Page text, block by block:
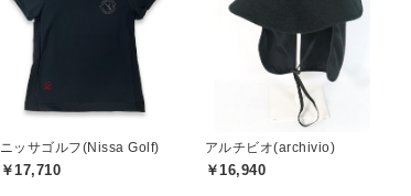
ニッサゴルフ(Nissa Golf)
￥17,710
アルチビオ(archivio)
￥16,940